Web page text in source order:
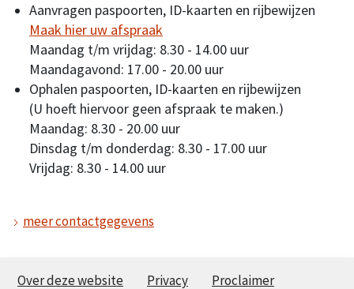
Aanvragen paspoorten, ID-kaarten en rijbewijzen
Maak hier uw afspraak
Maandag t/m vrijdag: 8.30 - 14.00 uur
Maandagavond: 17.00 - 20.00 uur
Ophalen paspoorten, ID-kaarten en rijbewijzen
(U hoeft hiervoor geen afspraak te maken.)
Maandag: 8.30 - 20.00 uur
Dinsdag t/m donderdag: 8.30 - 17.00 uur
Vrijdag: 8.30 - 14.00 uur
meer contactgegevens
Over deze website Privacy Proclaimer